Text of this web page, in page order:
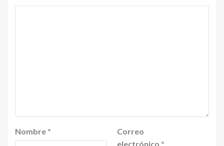
Nombre *
Correo
electrónico *